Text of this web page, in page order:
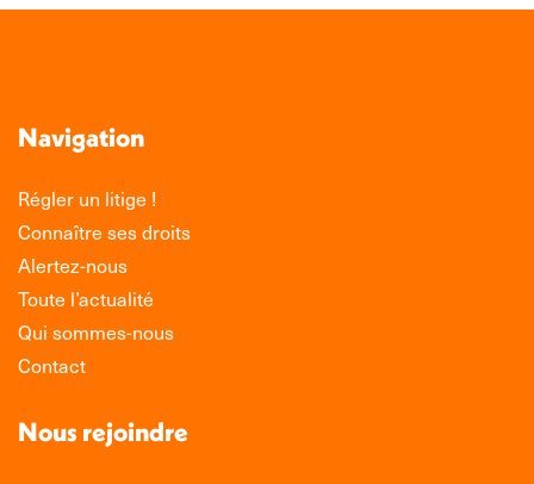
Navigation
Régler un litige !
Connaître ses droits
Alertez-nous
Toute l’actualité
Qui sommes-nous
Contact
Nous rejoindre